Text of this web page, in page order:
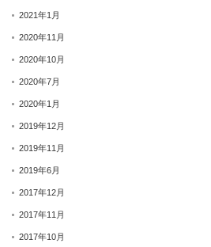
2021年1月
2020年11月
2020年10月
2020年7月
2020年1月
2019年12月
2019年11月
2019年6月
2017年12月
2017年11月
2017年10月